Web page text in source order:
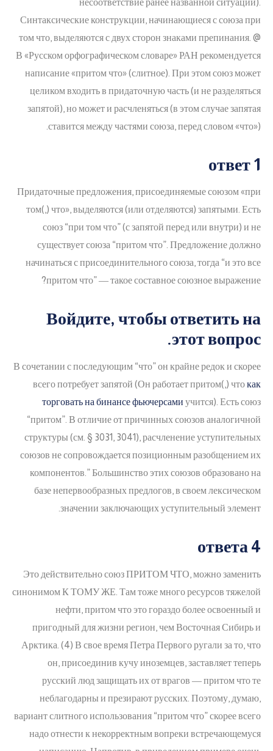
Синтаксические конструкции, начинающиеся с союза при
том что, выделяются с двух сторон знаками препинания. @
В «Русском орфографическом словаре» РАН рекомендуется
написание «притом что» (слитное). При этом союз может
целиком входить в придаточную часть (и не разделяться
запятой), но может и расчленяться (в этом случае запятая
ставится между частями союза, перед словом «что»).
ответ 1
Придаточные предложения, присоединяемые союзом «при
том(,) что», выделяются (или отделяются) запятыми. Есть
союз “при том что” (с запятой перед или внутри) и не
существует союза “притом что”. Предложение должно
начинаться с присоединительного союза, тогда “и это все
притом что” ― такое составное союзное выражение?
Войдите, чтобы ответить на
этот вопрос.
В сочетании с последующим “что” он крайне редок и скорее
всего потребует запятой (Он работает притом(,) чтокак
торговать на бинансе фьючерсами учится). Есть союз
“притом”. В отличие от причинных союзов аналогичной
структуры (см. § 3031, 3041), расчленение уступительных
союзов не сопровождается позиционным разобщением их
компонентов.” Большинство этих союзов образовано на
базе непервообразных предлогов, в своем лексическом
значении заключающих уступительный элемент.
ответа 4
Это действительно союз ПРИТОМ ЧТО, можно заменить
синонимом К ТОМУ ЖЕ. Там тоже много ресурсов тяжелой
нефти, притом что это гораздо более освоенный и
пригодный для жизни регион, чем Восточная Сибирь и
Арктика. (4) В свое время Петра Первого ругали за то, что
он, присоединив кучу иноземцев, заставляет теперь
русский люд защищать их от врагов ― притом что те
неблагодарны и презирают русских. Поэтому, думаю,
вариант слитного использования “притом что” скорее всего
надо отнести к некорректным вопреки встречающемуся